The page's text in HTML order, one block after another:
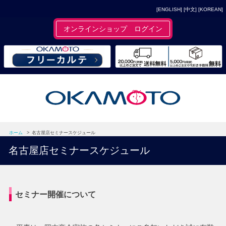
[ENGLISH] [中文] [KOREAN]
オンラインショップ ログイン
ホーム > 名古屋店セミナースケジュール
名古屋店セミナースケジュール
セミナー開催について